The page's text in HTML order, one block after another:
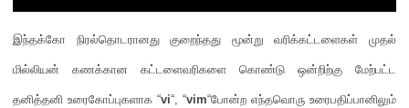
இந்தக்கோ நிரல்தொடரானது குறைந்தது மூன்று வரிக்கட்டளைகள் முதல்
மில்லியன் கணக்கான கட்டளைவரிகளை கொண்டு ஒன்றிற்கு மேற்பட்ட
தனித்தனி உரைகோப்புகளாக “vi“, “vim“போன்ற எந்தவொரு உரைபதிப்பானிலும்